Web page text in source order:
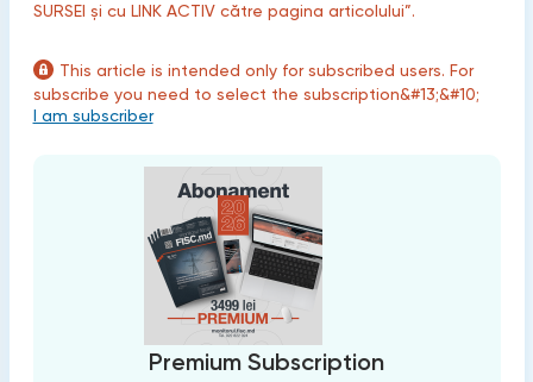
SURSEI și cu LINK ACTIV către pagina articolului”.
This article is intended only for subscribed users. For
subscribe you need to select the subscription&#13;&#10;
I am subscriber
Premium Subscription